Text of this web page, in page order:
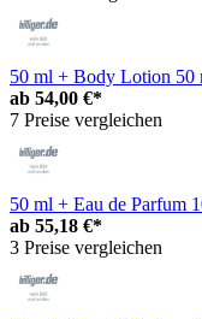
50 ml + Body Lotion 50
ab 54,00 €*
7 Preise vergleichen
50 ml + Eau de Parfum
ab 55,18 €*
3 Preise vergleichen